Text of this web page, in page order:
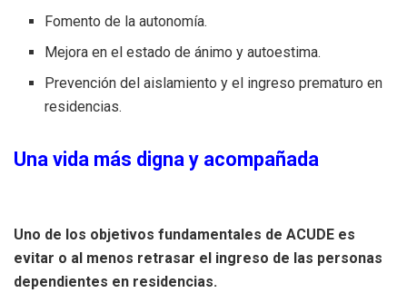
Fomento de la autonomía.
Mejora en el estado de ánimo y autoestima.
Prevención del aislamiento y el ingreso prematuro en
residencias.
Una vida más digna y acompañada
Uno de los objetivos fundamentales de ACUDE es
evitar o al menos retrasar el ingreso de las personas
dependientes en residencias.